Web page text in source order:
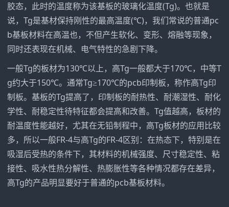
胶态，此时的温度称为该基板的玻璃化温度(Tg)。也就是
说，Tg是基材保持刚性的最高温度(℃)，我们常说的普通pc
b基板材料在高温也，不但产生软化、变形、熔融等现象，
同时还表现在机械、电气特性的急剧下降。
一般Tg的板材为130℃以上，高Tg一般都大于170℃，中等T
g约大于150℃。通常Tg≥170℃的pcb印制板，称作高Tg印
制板。基板的Tg提高了，印制板的耐热性、耐潮湿性、耐化
学性、耐稳定性待特征都会提高和改善。Tg值越高，板材的
耐温度性能越好，尤其在无铅制程中，高Tg板材的应用比较
多，所以一般FR-4与高Tg的FR-4区别：在热态下，特别是在
吸湿后受热的条件下，其材料的机械强度、尺寸稳定性、粘
接性、吸水性热分解性、热膨胀性等各种情况都存在差异，
高Tg的产品明显要好于普通的pcb基板材料。